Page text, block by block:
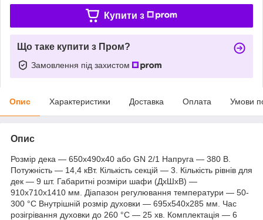
Купити з
Що таке купити з Пром?
Замовлення під захистом
Опис Характеристики Доставка Оплата Умови
Опис
Розмір дека — 650х490х40 або GN 2/1 Напруга — 380 В.
Потужність — 14,4 кВт. Кількість секцій — 3. Кількість рівнів для
дек — 9 шт. Габаритні розміри шафи (ДхШхВ) —
910х710х1410 мм. Діапазон регулювання температури — 50-
300 °C Внутрішній розмір духовки — 695х540х285 мм. Час
розігрівання духовки до 260 °C — 25 хв. Комплектація — 6